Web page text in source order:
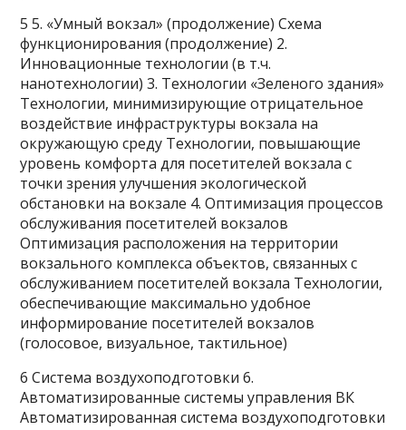
5 5. «Умный вокзал» (продолжение) Схема
функционирования (продолжение) 2.
Инновационные технологии (в т.ч.
нанотехнологии) 3. Технологии «Зеленого здания»
Технологии, минимизирующие отрицательное
воздействие инфраструктуры вокзала на
окружающую среду Технологии, повышающие
уровень комфорта для посетителей вокзала с
точки зрения улучшения экологической
обстановки на вокзале 4. Оптимизация процессов
обслуживания посетителей вокзалов
Оптимизация расположения на территории
вокзального комплекса объектов, связанных с
обслуживанием посетителей вокзала Технологии,
обеспечивающие максимально удобное
информирование посетителей вокзалов
(голосовое, визуальное, тактильное)
6 Система воздухоподготовки 6.
Автоматизированные системы управления ВК
Автоматизированная система воздухоподготовки